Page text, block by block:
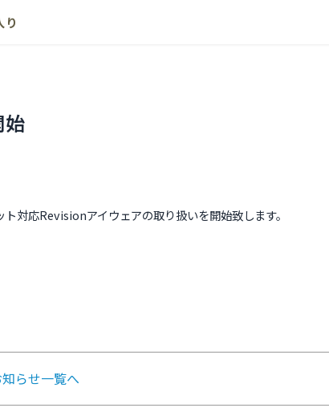
り
始
対応Revisionアイウェアの取り扱いを開始致します。
らせ一覧へ